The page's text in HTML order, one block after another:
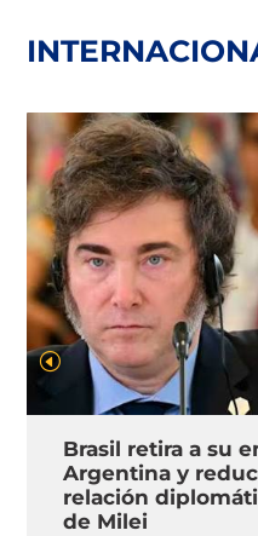
Brasil retira a su
Argentina y
relación
de Milei